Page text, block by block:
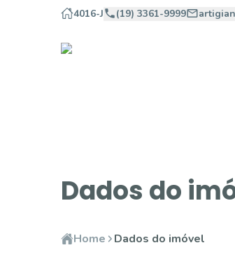
4016-J (19) 3361-9999
Dados do
Home Dados do imóvel